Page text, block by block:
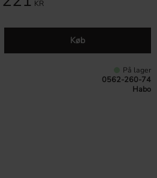
KR
Køb
På lager
0562-260-74
Habo